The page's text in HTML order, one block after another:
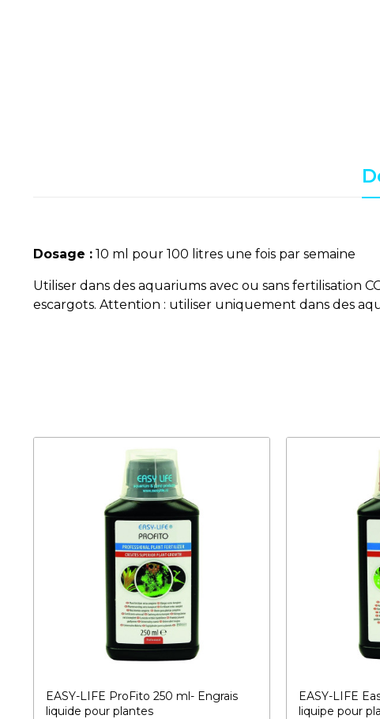
Dosage : 10 ml pour 100 litres une fois par semaine
Utiliser dans des aquariums avec ou sans fertilisation
escargots. Attention : utiliser uniquement dans des
EASY-LIFE ProFito 250 ml- Engrais
liquide pour plantes
EASY-LIFE
liquipe pour